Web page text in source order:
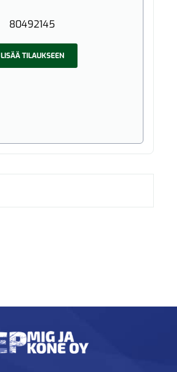
80492145
LISÄÄ TILAUKSEEN